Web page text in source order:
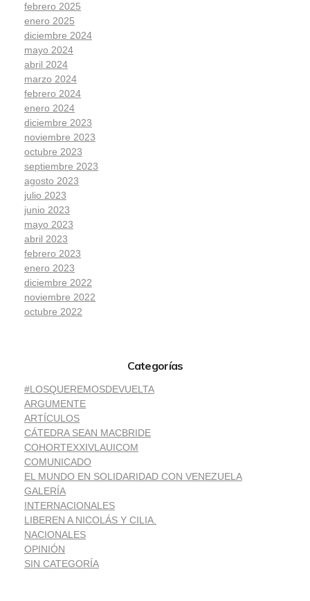
febrero 2025
enero 2025
diciembre 2024
mayo 2024
abril 2024
marzo 2024
febrero 2024
enero 2024
diciembre 2023
noviembre 2023
octubre 2023
septiembre 2023
agosto 2023
julio 2023
junio 2023
mayo 2023
abril 2023
febrero 2023
enero 2023
diciembre 2022
noviembre 2022
octubre 2022
Categorías
#LOSQUEREMOSDEVUELTA
ARGUMENTE
ARTÍCULOS
CÁTEDRA SEAN MACBRIDE
COHORTEXXIVLAUICOM
COMUNICADO
EL MUNDO EN SOLIDARIDAD CON VENEZUELA
GALERÍA
INTERNACIONALES
LIBEREN A NICOLÁS Y CILIA.
NACIONALES
OPINIÓN
SIN CATEGORÍA